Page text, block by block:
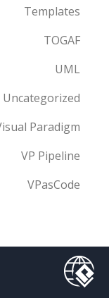
Templates
TOGAF
UML
Uncategorized
Visual Paradigm
VP Pipeline
VPasCode